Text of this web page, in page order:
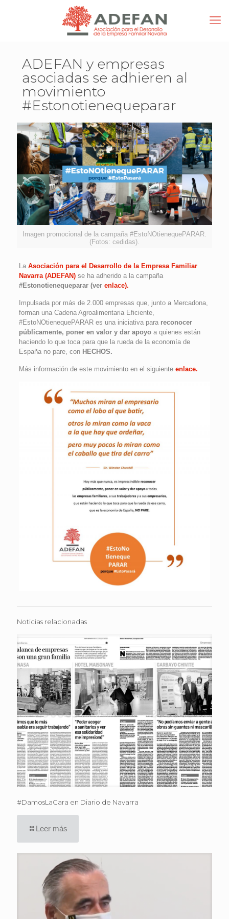
ADEFAN y empresas
asociadas se adhieren al
movimiento
#Estonotienequeparar
Imagen promocional de la campaña #EstoNOtienequePARAR.
(Fotos: cedidas).
LaAsociación para el Desarrollo de la Empresa Familiar
Navarra (ADEFAN)se ha adherido a la campaña
#Estonotienequeparar (ver enlace).
Impulsada por más de 2.000 empresas que, junto a Mercadona,
forman una Cadena Agroalimentaria Eficiente,
#EstoNOtienequePARAR es una iniciativa para reconocer
públicamente, poner en valor y dar apoyoa quienes están
haciendo lo que toca para que la rueda de la economía de
España no pare, con HECHOS.
Más información de este movimiento en el siguiente enlace.
Noticias relacionadas
#DamosLaCara en Diario de Navarra
Leer más